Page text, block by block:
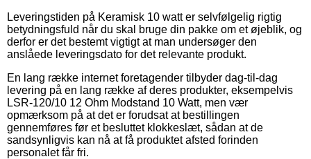
Leveringstiden på Keramisk 10 watt er selvfølgelig rigtig
betydningsfuld når du skal bruge din pakke om et øjeblik, og
derfor er det bestemt vigtigt at man undersøger den
anslåede leveringsdato for det relevante produkt.
En lang række internet foretagender tilbyder dag-til-dag
levering på en lang række af deres produkter, eksempelvis
LSR-120/10 12 Ohm Modstand 10 Watt, men vær
opmærksom på at det er forudsat at bestillingen
gennemføres før et besluttet klokkeslæt, sådan at de
sandsynligvis kan nå at få produktet afsted forinden
personalet får fri.